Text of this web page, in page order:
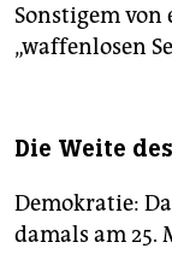
Sonstigem
„waffenlosen
Die Weite
Demokratie:
damals am 25.